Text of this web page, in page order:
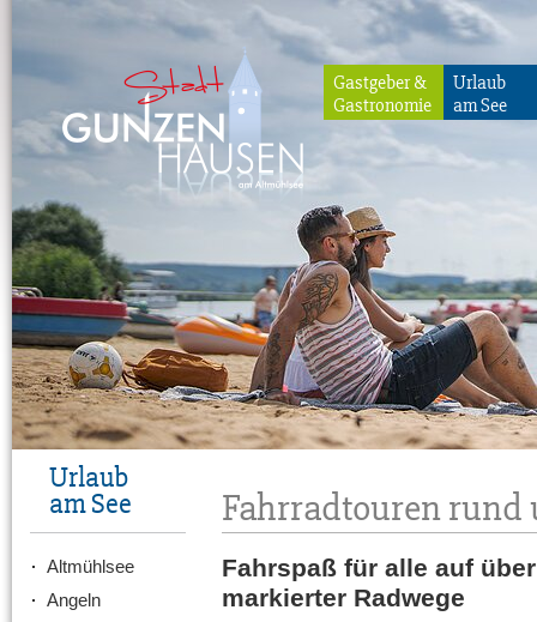
Gunzenhausen
Gastgeber &
Gastronomie
Urlaub
am See
Fahrradtouren rund
Fahrspaß für alle auf
markierter Radwege
Urlaub
am See
Altmühlsee
Angeln